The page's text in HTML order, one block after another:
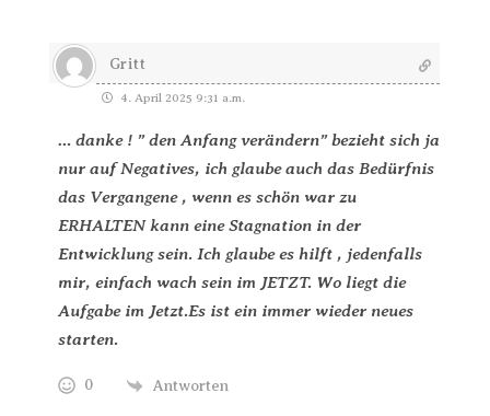
Gritt
4. April 2025 9:31 a.m.
… danke ! ” den Anfang verändern” bezieht sich ja
nur auf Negatives, ich glaube auch das Bedürfnis
das Vergangene , wenn es schön war zu
ERHALTEN kann eine Stagnation in der
Entwicklung sein. Ich glaube es hilft , jedenfalls
mir, einfach wach sein im JETZT. Wo liegt die
Aufgabe im Jetzt.Es ist ein immer wieder neues
starten.
0 Antworten